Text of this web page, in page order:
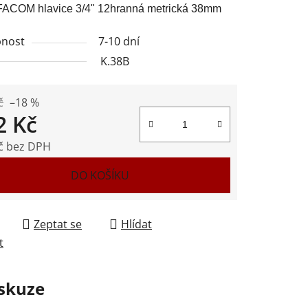
hlavice 3/4" 12hranná metrická 38mm
7-10 dní
K.38B
–18 %
Kč
bez DPH
DO KOŠÍKU
Zeptat se
Hlídat